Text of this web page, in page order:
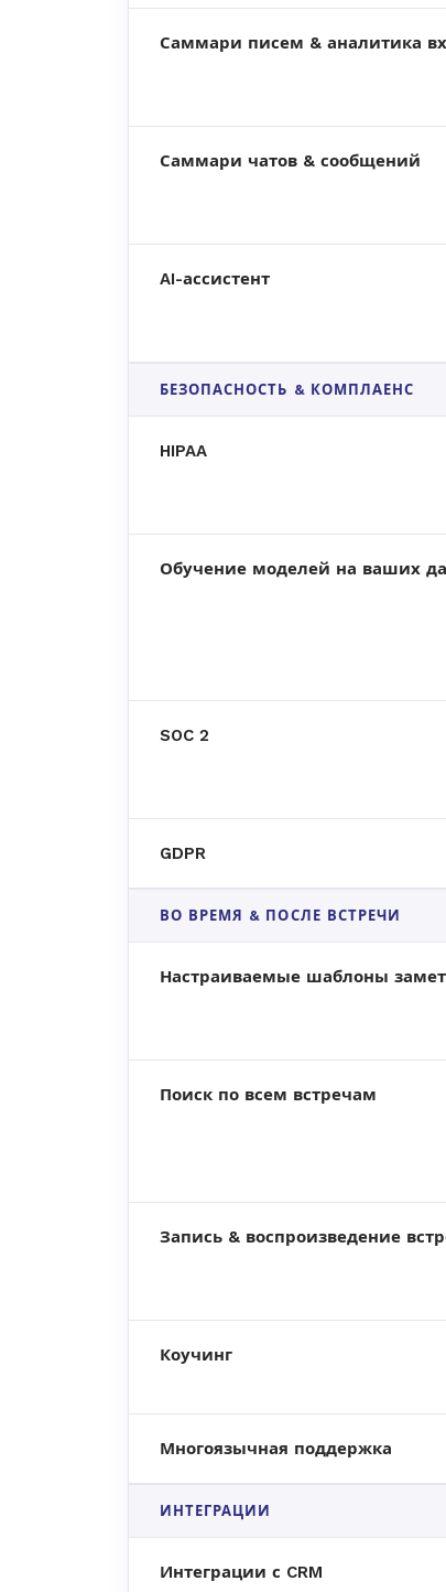
Саммари писем & аналитика
Саммари чатов & сообщений
AI-ассистент
БЕЗОПАСНОСТЬ & КОМПЛАЕНС
HIPAA
Обучение моделей на ваших
SOC 2
GDPR
ВО ВРЕМЯ & ПОСЛЕ ВСТРЕЧИ
Настраиваемые шаблоны
Поиск по всем встречам
Запись & воспроизведение
Коучинг
Многоязычная поддержка
ИНТЕГРАЦИИ
Интеграции с CRM